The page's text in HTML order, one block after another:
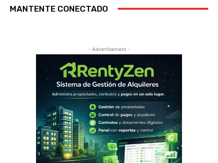
MANTENTE CONECTADO
- Advertisement -